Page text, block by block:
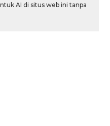
AI di situs web ini tanpa